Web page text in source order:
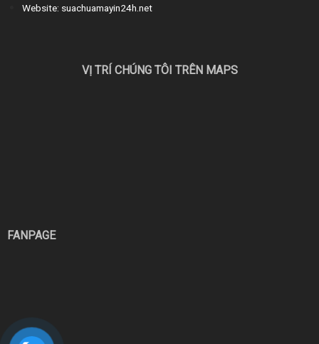
Website: suachuamayin24h.net
VỊ TRÍ CHÚNG TÔI TRÊN MAPS
FANPAGE